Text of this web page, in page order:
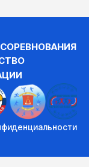
СОРЕВНОВАНИЯ